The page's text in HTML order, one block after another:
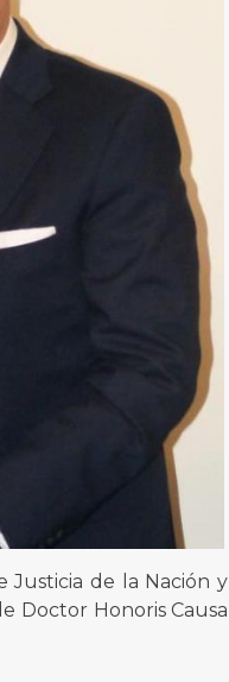
Justicia de la Nación y
Doctor Honoris Causa